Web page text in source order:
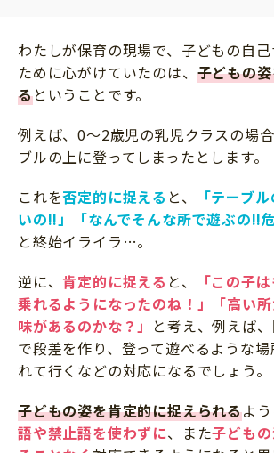
わたしが保育の現場で、子どもの自
ために心がけていたのは、 子どもの
るということです。
例えば、0～2歳児の乳児クラスの場
ブルの上に登ってしまったとします。
これを否定的に捉える と、
「テーブ
いの!!」「なんでそんな所で遊ぶの!!
と終始イライラ…。
逆に、 肯定的に捉える と、
「この子
乗れるようになったのね！」「高い
味があるのかな？」 と考え、例えば
で段差を作り、登って遊べるような
れて行くなどの対応になるでしょう。
子どもの姿を肯定的に捉えられるよう
語や禁止語を使わずに、また子ども